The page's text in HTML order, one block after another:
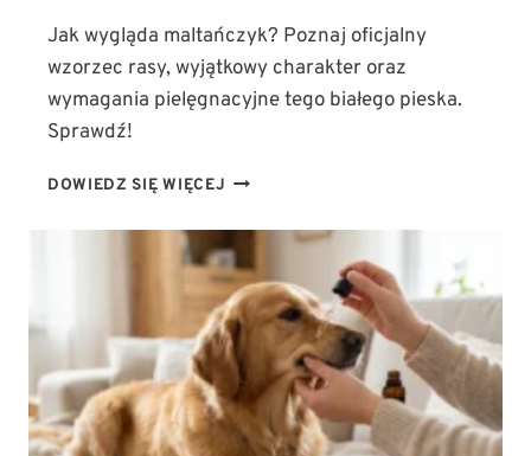
Jak wygląda maltańczyk? Poznaj oficjalny
wzorzec rasy, wyjątkowy charakter oraz
wymagania pielęgnacyjne tego białego pieska.
Sprawdź!
DOWIEDZ SIĘ WIĘCEJ JAK
MALTAŃCZYK?
WZORZEC
RASY,
CHARAKTER
I
WYMAGANIA
PIELĘGNACYJNE